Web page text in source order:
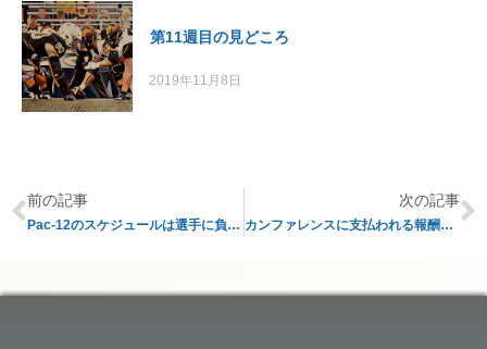
第11週目の見どころ
2019年11月8日
前の記事
Pac-12のスケジュールは選手に負担が多すぎるか？
次の記事
カンファレンスに支払われる報酬のカラクリ